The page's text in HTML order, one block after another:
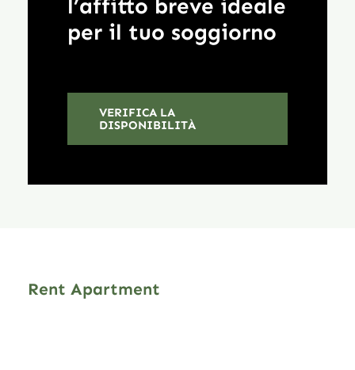
l’affitto breve ideale
per il tuo soggiorno
VERIFICA LA
DISPONIBILITÀ
Rent Apartment